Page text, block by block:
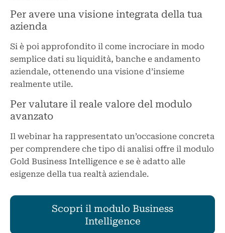
Per avere una visione integrata della tua
azienda
Si è poi approfondito il come incrociare in modo
semplice dati su liquidità, banche e andamento
aziendale, ottenendo una visione d’insieme
realmente utile.
Per valutare il reale valore del modulo
avanzato
Il webinar ha rappresentato un’occasione concreta
per comprendere che tipo di analisi offre il modulo
Gold Business Intelligence e se è adatto alle
esigenze della tua realtà aziendale.
Scopri il modulo Business
Intelligence